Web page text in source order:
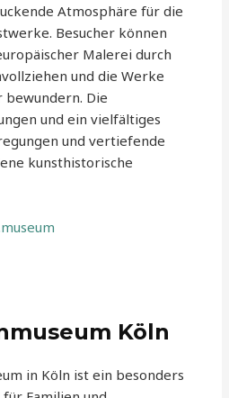
Atmosphäre für die
Besucher können
Malerei durch
und die Werke
Die
und ein vielfältiges
und vertiefende
kunsthistorische
Köln
in Köln ist ein besonders